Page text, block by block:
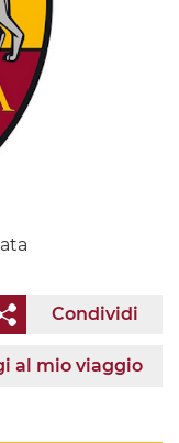
Condividi
al mio viaggio